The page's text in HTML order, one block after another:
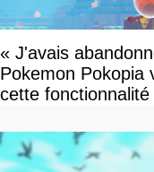
« J'avais
Pokemon Pokopia
cette